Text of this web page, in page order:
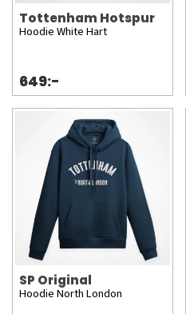
Tottenham Hotspur
Hoodie White Hart
649:-
SP Original
Hoodie North London